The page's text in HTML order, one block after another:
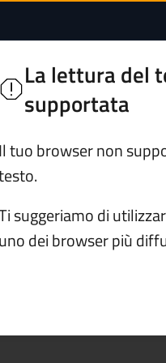
Servizi
e della Mendola:
FS
La lettura del
supportata
Il tuo browser non
suggeriamo di
uno dei browser più